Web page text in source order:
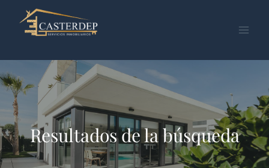
contenido
Resultados de la búsqueda